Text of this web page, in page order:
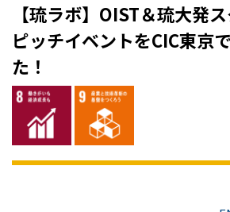
【琉ラボ】OIST＆琉大発
ピッチイベントをCIC東京
た！